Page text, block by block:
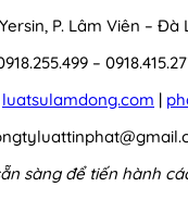
Yersin, P. Lâm Viên – Đà
–
luatsulamdong.com |
sàng để tiến hành